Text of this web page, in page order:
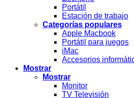
Portátil
Estación de trabajo
Categorías populares
Apple Macbook
Portátil para juegos
iMac
Accesorios
Mostrar
Mostrar
Monitor
TV Televisión